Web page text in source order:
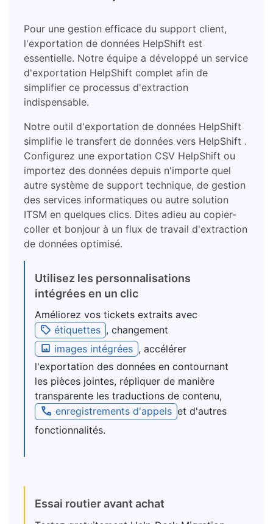
Pour une gestion efficace du support client,
l'exportation de données HelpShift est
essentielle. Notre équipe a développé un service
d'exportation HelpShift complet afin de
simplifier ce processus d'extraction
indispensable.
Notre outil d'exportation de données HelpShift
simplifie le transfert de données vers HelpShift .
Configurez une exportation CSV HelpShift ou
importez des données depuis n'importe quel
autre système de support technique, de gestion
des services informatiques ou autre solution
ITSM en quelques clics. Dites adieu au copier-
coller et bonjour à un flux de travail d'extraction
de données optimisé.
Utilisez les personnalisations
intégrées en un clic
Améliorez vos tickets extraits avec
étiquettes , changement
images intégrées , accélérer
l'exportation des données en contournant
les pièces jointes, répliquer de manière
transparente les traductions de contenu,
enregistrements d'appels et d'autres
fonctionnalités.
Essai routier avant achat